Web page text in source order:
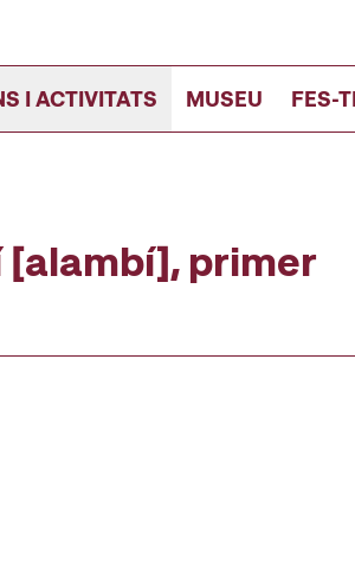
I ACTIVITATS MUSEU FES-
primer